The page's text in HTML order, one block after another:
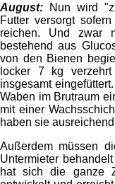
August:
Nun wird
Futter versorgt
reichen. Und zwar
bestehend aus
von den Bienen
locker 7 kg
insgesamt
Waben im Brutraum
mit einer
haben sie
Außerdem müssen
Untermieter
hat sich die ganze